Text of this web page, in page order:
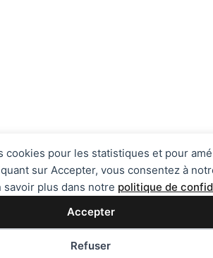
cookies pour les statistiques et pour
sur Accepter, vous consentez à
savoir plus dans notre politique de
Accepter
Refuser